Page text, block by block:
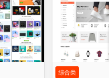
综合类